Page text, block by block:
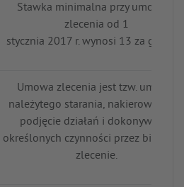
Stawka minimalna przy umowach
zlecenia od 1
stycznia 2017 r. wynosi 13 za
Umowa zlecenia jest tzw. umową
należytego starania, nakierowaną na
podjęcie działań i dokonywanie
określonych czynności przez
zlecenie.